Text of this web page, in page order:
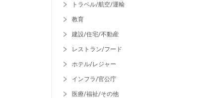
トラベル/航空/運輸
教育
建設/住宅/不動産
レストラン/フード
ホテル/レジャー
インフラ/官公庁
医療/福祉/その他